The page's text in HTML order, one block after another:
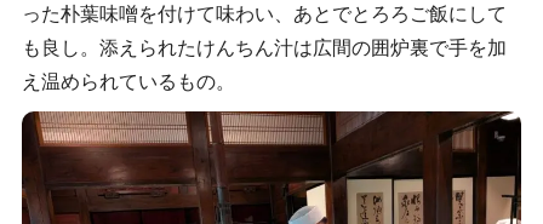
った朴葉味噌を付けて味わい、あとでとろろご飯にして
も良し。添えられたけんちん汁は広間の囲炉裏で手を加
え温められているもの。